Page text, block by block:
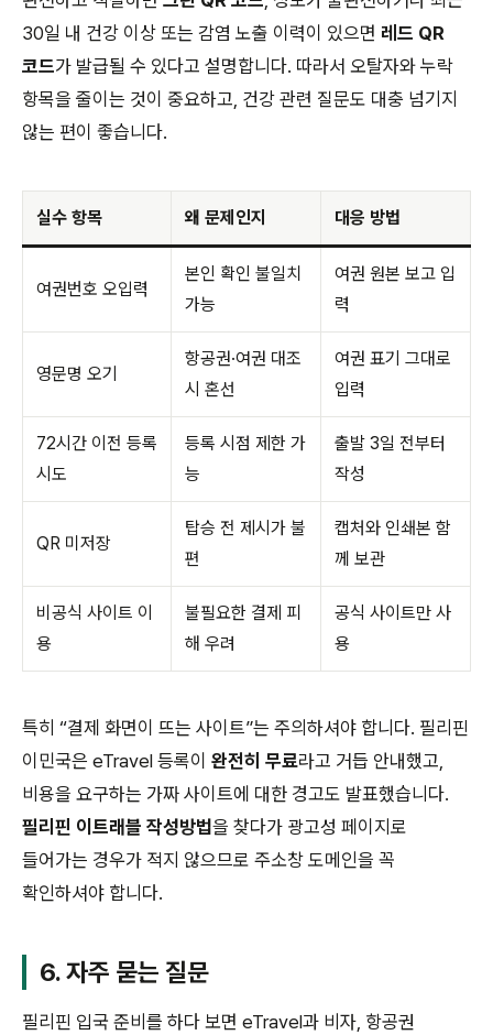
30일 내 건강 이상 또는 감염 노출 이력이 있으면 레드 QR
코드가 발급될 수 있다고 설명합니다. 따라서 오탈자와 누락
항목을 줄이는 것이 중요하고, 건강 관련 질문도 대충 넘기지
않는 편이 좋습니다.
실수 항목 왜 문제인지 대응 방법
여권번호 오입력
본인 확인 불일치
가능
여권 원본 보고 입
력
영문명 오기
항공권·여권 대조
시 혼선
여권 표기 그대로
입력
72시간 이전 등록
시도
등록 시점 제한 가
능
출발 3일 전부터
작성
QR 미저장
탑승 전 제시가 불
편
캡처와 인쇄본 함
께 보관
비공식 사이트 이
용
불필요한 결제 피
해 우려
공식 사이트만 사
용
특히 “결제 화면이 뜨는 사이트”는 주의하셔야 합니다. 필리핀
이민국은 eTravel 등록이 완전히 무료라고 거듭 안내했고,
비용을 요구하는 가짜 사이트에 대한 경고도 발표했습니다.
필리핀 이트래블 작성방법을 찾다가 광고성 페이지로
들어가는 경우가 적지 않으므로 주소창 도메인을 꼭
확인하셔야 합니다.
6. 자주 묻는 질문
필리핀 입국 준비를 하다 보면 eTravel과 비자, 항공권